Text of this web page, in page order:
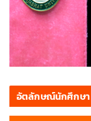
อัตลักษณ์นักศึกษา